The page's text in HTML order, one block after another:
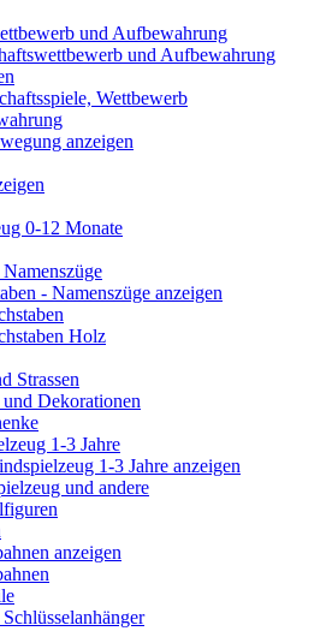
und Aufbewahrung
und Aufbewahrung
Wettbewerb
anzeigen
0-12 Monate
- Namenszüge anzeigen
Holz
Strassen
Dekorationen
1-3 Jahre
1-3 Jahre anzeigen
und andere
anzeigen